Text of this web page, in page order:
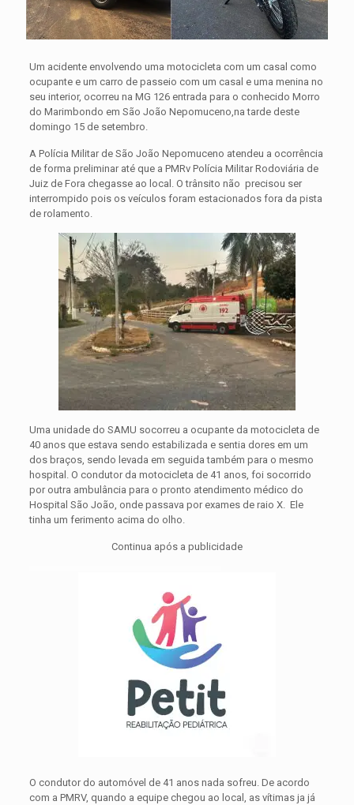
Um acidente envolvendo uma motocicleta com um casal como
ocupante e um carro de passeio com um casal e uma menina no
seu interior, ocorreu na MG 126 entrada para o conhecido Morro
do Marimbondo em São João Nepomuceno,na tarde deste
domingo 15 de setembro.
A Polícia Militar de São João Nepomuceno atendeu a ocorrência
de forma preliminar até que a PMRv Polícia Militar Rodoviária de
Juiz de Fora chegasse ao local. O trânsito não precisou ser
interrompido pois os veículos foram estacionados fora da pista
de rolamento.
Uma unidade do SAMU socorreu a ocupante da motocicleta de
40 anos que estava sendo estabilizada e sentia dores em um
dos braços, sendo levada em seguida também para o mesmo
hospital. O condutor da motocicleta de 41 anos, foi socorrido
por outra ambulância para o pronto atendimento médico do
Hospital São João, onde passava por exames de raio X. Ele
tinha um ferimento acima do olho.
Continua após a publicidade
O condutor do automóvel de 41 anos nada sofreu. De acordo
com a PMRV, quando a equipe chegou ao local, as vítimas ja já